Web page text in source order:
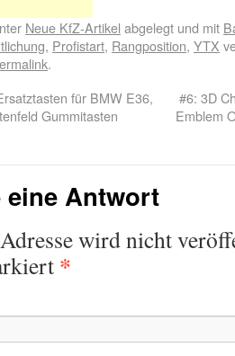
Neue KfZ-Artikel abgelegt und mit
, Profistart, Rangposition, YTX
.
für BMW E36,
Gummitasten
#6: 3D
Emblem
eine Antwort
wird nicht
*